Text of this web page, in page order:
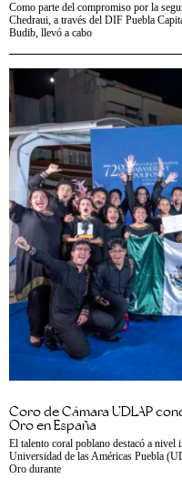
Como parte del compromiso por la
Chedraui, a través del DIF Puebla
Budib, llevó a cabo
Coro de Cámara UDLAP
Oro en España
El talento coral poblano destacó a nivel
Universidad de las Américas Puebla
Oro durante